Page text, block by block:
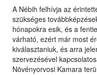
A Nébih felhívja az
szükséges
hónapokra esik, és a
várható, ezért már most
kiválasztaniuk, és arra
szervezésével
Növényorvosi Kamara